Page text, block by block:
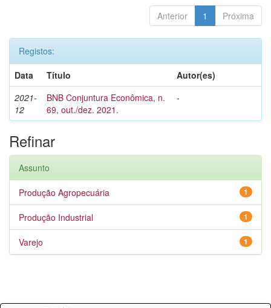
Anterior 1 Próxima
Registos:
Data
Título
Autor(es)
2021-
12
BNB Conjuntura Econômica, n.
69, out./dez. 2021.
-
Refinar
Assunto
1
Produção Agropecuária
1
Produção Industrial
1
Varejo